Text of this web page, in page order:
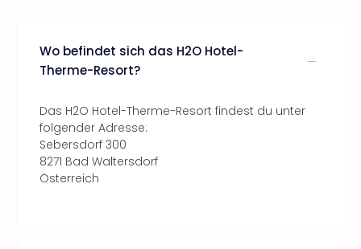
Wo befindet sich das H2O Hotel-
Therme-Resort?
Das H2O Hotel-Therme-Resort findest du unter
folgender Adresse:
Sebersdorf 300
8271 Bad Waltersdorf
Österreich